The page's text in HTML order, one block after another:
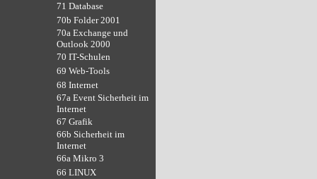
71 Database
70b Folder 2001
70a Exchange und
Outlook 2000
70 IT-Schulen
69 Web-Tools
68 Internet
67a Event Sicherheit im
Internet
67 Grafik
66b Sicherheit im
Internet
66a Mikro 3
66 LINUX